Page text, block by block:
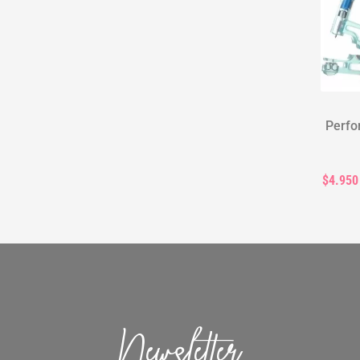
$4.950